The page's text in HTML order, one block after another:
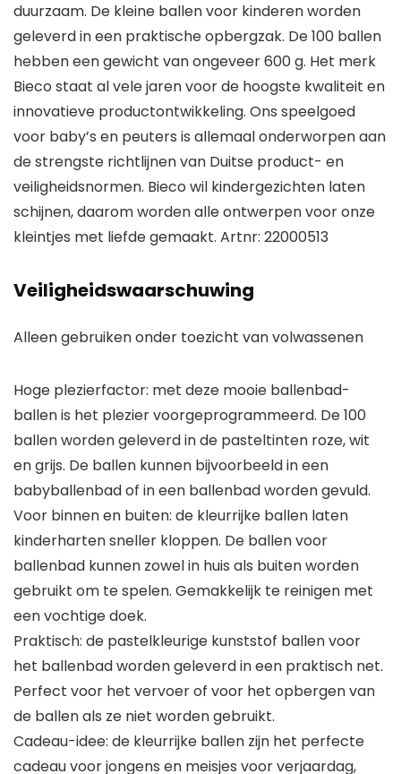
duurzaam. De kleine ballen voor kinderen worden
geleverd in een praktische opbergzak. De 100 ballen
hebben een gewicht van ongeveer 600 g. Het merk
Bieco staat al vele jaren voor de hoogste kwaliteit en
innovatieve productontwikkeling. Ons speelgoed
voor baby’s en peuters is allemaal onderworpen aan
de strengste richtlijnen van Duitse product- en
veiligheidsnormen. Bieco wil kindergezichten laten
schijnen, daarom worden alle ontwerpen voor onze
kleintjes met liefde gemaakt. Artnr: 22000513
Veiligheidswaarschuwing
Alleen gebruiken onder toezicht van volwassenen
Hoge plezierfactor: met deze mooie ballenbad-
ballen is het plezier voorgeprogrammeerd. De 100
ballen worden geleverd in de pasteltinten roze, wit
en grijs. De ballen kunnen bijvoorbeeld in een
babyballenbad of in een ballenbad worden gevuld.
Voor binnen en buiten: de kleurrijke ballen laten
kinderharten sneller kloppen. De ballen voor
ballenbad kunnen zowel in huis als buiten worden
gebruikt om te spelen. Gemakkelijk te reinigen met
een vochtige doek.
Praktisch: de pastelkleurige kunststof ballen voor
het ballenbad worden geleverd in een praktisch net.
Perfect voor het vervoer of voor het opbergen van
de ballen als ze niet worden gebruikt.
Cadeau-idee: de kleurrijke ballen zijn het perfecte
cadeau voor jongens en meisjes voor verjaardag,